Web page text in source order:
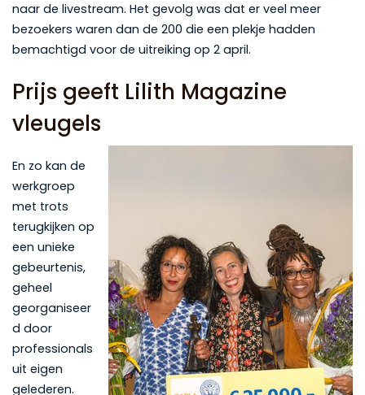
naar de livestream. Het gevolg was dat er veel meer
bezoekers waren dan de 200 die een plekje hadden
bemachtigd voor de uitreiking op 2 april.
Prijs geeft Lilith Magazine
vleugels
En zo kan de
werkgroep
met trots
terugkijken op
een unieke
gebeurtenis,
geheel
georganiseer
d door
professionals
uit eigen
gelederen.